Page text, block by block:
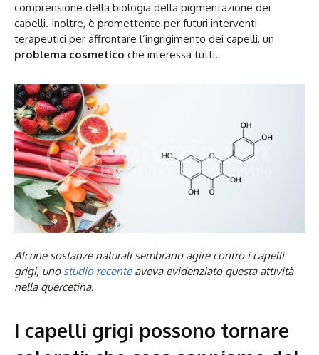
comprensione della biologia della pigmentazione dei
capelli. Inoltre, è promettente per futuri interventi
terapeutici per affrontare l’ingrigimento dei capelli, un
problema cosmetico che interessa tutti.
Alcune sostanze naturali sembrano agire contro i capelli
grigi, uno studio recenteaveva evidenziato questa attività
nella quercetina.
I capelli grigi possono tornare